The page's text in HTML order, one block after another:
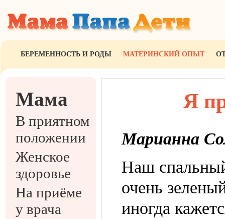
БЕРЕМЕННОСТЬ И РОДЫ МАТЕРИНСКИЙ ОПЫТ
Мама
В приятном
положении
Женское
здоровье
На приёме
у врача
Я
Марианна
Наш
очень
иногда